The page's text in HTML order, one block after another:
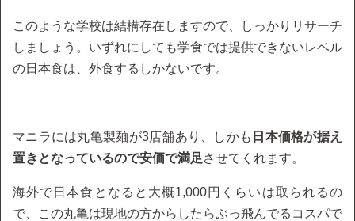
このような学校は結構存在しますので、しっかりリサーチ
しましょう。いずれにしても学食では提供できないレベル
の日本食は、外食するしかないです。
マニラには丸亀製麺が3店舗あり、しかも 日本価格が据え
置きとなっているので安価で満足 させてくれます。
海外で日本食となると大概1,000円くらいは取られるの
で、この丸亀は現地の方からしたらぶっ飛んでるコスパで